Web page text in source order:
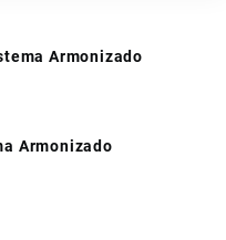
Armonizado
Armonizado